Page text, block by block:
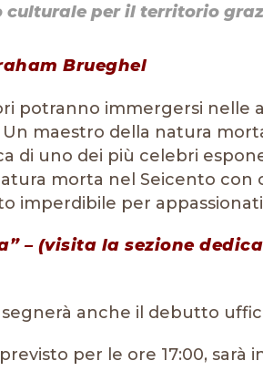
culturale per il territorio
Brueghel
potranno immergersi nelle
Un maestro della natura
di uno dei più celebri
morta nel Seicento con
imperdibile per
– (visita la sezione
anche il debutto
per le ore 17:00, sarà